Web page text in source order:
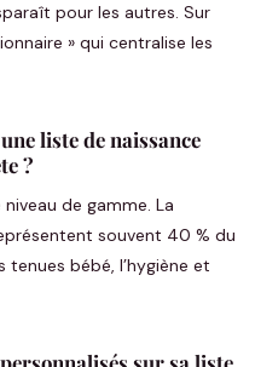
pour les autres. Sur
» qui centralise les
liste de naissance
?
de gamme. La
souvent 40 % du
bébé, l’hygiène et